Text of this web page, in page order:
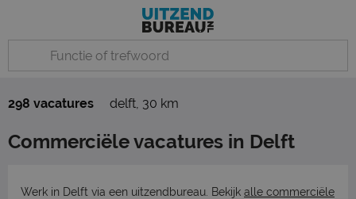
298 vacatures delft, 30 km
Commerciële vacatures in Delft
Werk in Delft via een uitzendbureau. Bekijk alle commerciële